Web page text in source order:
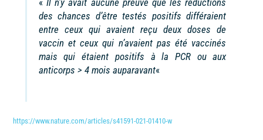
« Il n’y avait aucune preuve que les réductions
des chances d’être testés positifs différaient
entre ceux qui avaient reçu deux doses de
vaccin et ceux qui n’avaient pas été vaccinés
mais qui étaient positifs à la PCR ou aux
anticorps > 4 mois auparavant«
https://www.nature.com/articles/s41591-021-01410-w